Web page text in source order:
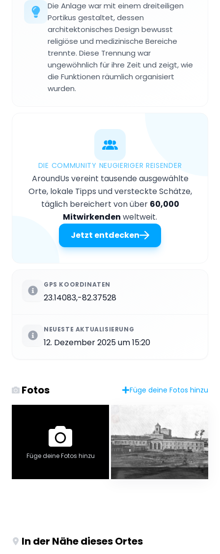
Die Anlage war mit einem dreiteiligen
Portikus gestaltet, dessen
architektonisches Design bewusst
religiöse und medizinische Bereiche
trennte. Diese Trennung war
ungewöhnlich für ihre Zeit und zeigt, wie
die Funktionen räumlich organisiert
wurden.
DIE COMMUNITY NEUGIERIGER REISENDER
AroundUs vereint tausende ausgewählte
Orte, lokale Tipps und versteckte Schätze,
täglich bereichert von über 60,000
Mitwirkenden weltweit.
Jetzt entdecken
GPS KOORDINATEN
23.14083,-82.37528
NEUESTE AKTUALISIERUNG
12. Dezember 2025 um 15:20
Fotos Füge deine Fotos hinzu
Füge deine Fotos hinzu
In der Nähe dieses Ortes